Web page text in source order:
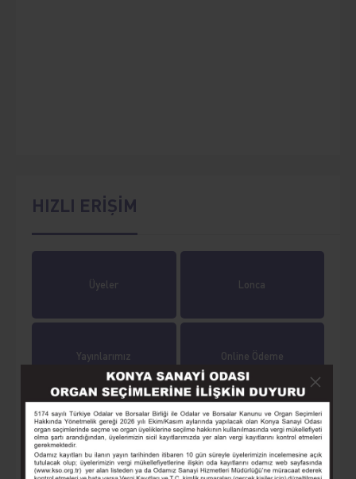
HIZLI ERİŞİM
Üyeler Lonca
Yayınlarımız Online Ödeme
Online İşlemler Tarihçe